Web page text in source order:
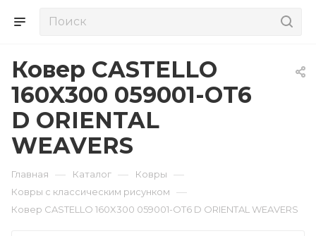
Ковер CASTELLO
160X300 059001-OT6
D ORIENTAL
WEAVERS
Главная — Каталог — Ковры —
Ковры с классическим рисунком —
Ковер CASTELLO 160X300 059001-OT6 D ORIENTAL WEAVERS